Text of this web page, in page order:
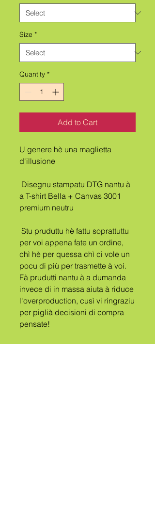
Size *
Quantity *
Add to Cart
U genere hè una maglietta
d'illusione
a T-shirt Bella + Canvas 3001
premium neutru
per voi appena fate un ordine,
chì hè per quessa chì ci vole un
pocu di più per trasmette à voi.
Fà prudutti nantu à a dumanda
invece di in massa aiuta à riduce
l'overproduction, cusì vi ringraziu
per piglià decisioni di compra
pensate!